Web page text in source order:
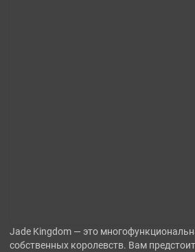
Jade Kingdom — это
собственных королевств. Вам